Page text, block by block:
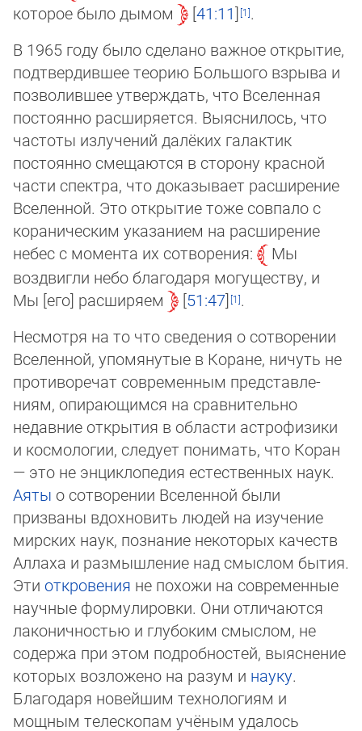
которое было дымом
41:11
.
В 1965 году было сделано важное открытие,
подтвердившее теорию Большого взрыва и
позволившее утверждать, что Вселенная
постоянно расширяется. Выяснилось, что
частоты излучений далёких галактик
постоянно смещаются в сторону красной
части спектра, что доказывает расширение
Вселенной. Это открытие тоже сов­па­ло с
кораническим указанием на расширение
небес с момента их сотворения:
Мы
воздвигли небо благодаря мо­гу­щест­ву, и
Мы [его] расширяем
51:47
.
Несмотря на то что сведения о сотворении
Вселенной, упомянутые в Коране, ничуть не
противоречат современным пред­став­ле­
ниям, опирающимся на сравнительно
недавние открытия в области астрофизики
и космологии, следует понимать, что Коран
— это не энциклопедия естественных наук.
Аяты о сотворении Вселенной были
призваны вдохновить людей на изучение
мирских наук, познание некоторых качеств
Аллаха и размышление над смыслом бытия.
Эти откровения не похожи на современные
научные формулировки. Они отличаются
лаконичностью и глубоким смыслом, не
содержа при этом под­роб­нос­тей, выяснение
которых возложено на разум и науку.
Благодаря новейшим технологиям и
мощным телескопам учё­ным уда­лось